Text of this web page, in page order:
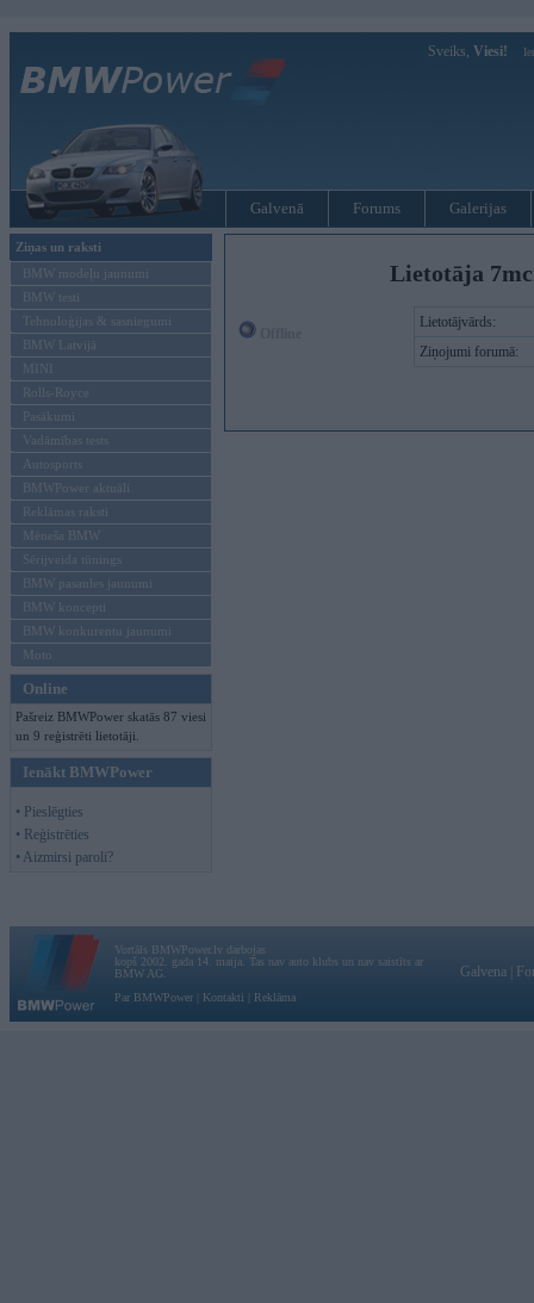
Sveiks, Viesi!
Galvenā Forums Galerijas
Ziņas un raksti
BMW modeļu jaunumi
BMW testi
Tehnoloģijas & sasniegumi
BMW Latvijā
MINI
Rolls-Royce
Pasākumi
Vadāmības tests
Autosports
BMWPower aktuāli
Reklāmas raksti
Mēneša BMW
Sērijveida tūnings
BMW pasaules jaunumi
BMW koncepti
BMW konkurentu jaunumi
Moto
Online
Pašreiz BMWPower skatās 87 viesi
un 9 reģistrēti lietotāji.
Ienākt BMWPower
• Pieslēgties
• Reģistrēties
• Aizmirsi paroli?
Lietotāja
Lietotājvārds:
Ziņojumi forumā:
Vortāls BMWPower.lv darbojas
kopš 2002. gada 14. maija. Tas nav auto klubs un nav saistīts ar
BMW AG.
Par BMWPower
Kontakti Reklāma
Galvena